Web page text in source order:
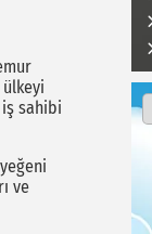
sahibi
ve